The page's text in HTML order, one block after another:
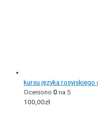
kursu języka rosyjskiego
Oceniono 0na 5
100,00zł